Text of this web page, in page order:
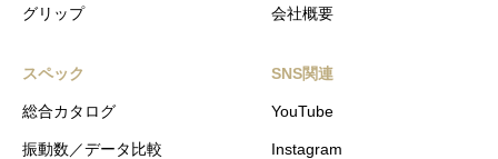
グリップ 会社概要
スペック
総合カタログ
振動数／データ比較
SNS関連
YouTube
Instagram